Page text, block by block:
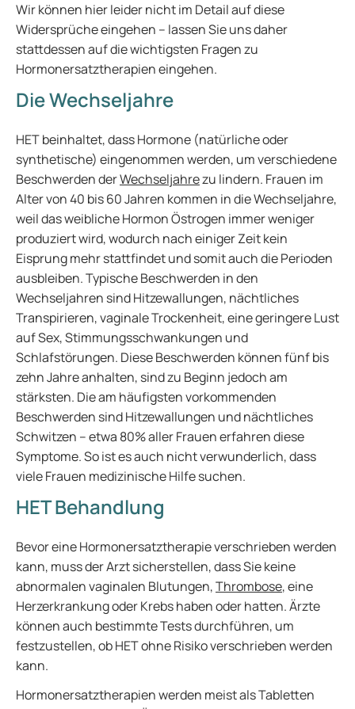
Wir können hier leider nicht im Detail auf diese
Widersprüche eingehen – lassen Sie uns daher
stattdessen auf die wichtigsten Fragen zu
Hormonersatztherapien eingehen.
Die Wechseljahre
HET beinhaltet, dass Hormone (natürliche oder
synthetische) eingenommen werden, um verschiedene
Beschwerden derWechseljahrezu lindern. Frauen im
Alter von 40 bis 60 Jahren kommen in die Wechseljahre,
weil das weibliche Hormon Östrogen immer weniger
produziert wird, wodurch nach einiger Zeit kein
Eisprung mehr stattfindet und somit auch die Perioden
ausbleiben. Typische Beschwerden in den
Wechseljahren sind Hitzewallungen, nächtliches
Transpirieren, vaginale Trockenheit, eine geringere Lust
auf Sex, Stimmungsschwankungen und
Schlafstörungen. Diese Beschwerden können fünf bis
zehn Jahre anhalten, sind zu Beginn jedoch am
stärksten. Die am häufigsten vorkommenden
Beschwerden sind Hitzewallungen und nächtliches
Schwitzen – etwa 80% aller Frauen erfahren diese
Symptome. So ist es auch nicht verwunderlich, dass
viele Frauen medizinische Hilfe suchen.
HET Behandlung
Bevor eine Hormonersatztherapie verschrieben werden
kann, muss der Arzt sicherstellen, dass Sie keine
abnormalen vaginalen Blutungen,Thrombose, eine
Herzerkrankung oder Krebs haben oder hatten. Ärzte
können auch bestimmte Tests durchführen, um
festzustellen, ob HET ohne Risiko verschrieben werden
kann.
Hormonersatztherapien werden meist als Tabletten